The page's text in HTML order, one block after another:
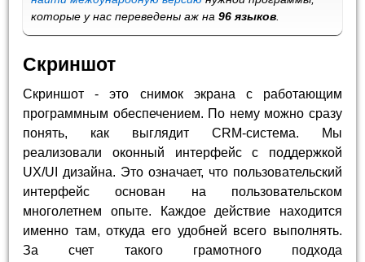
которые у нас переведены аж на96 языков
Скриншот
Скриншот - это снимок экрана с работающим
программным обеспечением. По нему можно сразу
понять, как выглядит CRM-система. Мы
реализовали оконный интерфейс с поддержкой
UX/UI дизайна. Это означает, что пользовательский
интерфейс основан на пользовательском
многолетнем опыте. Каждое действие находится
именно там, откуда его удобней всего выполнять.
За счет такого грамотного подхода